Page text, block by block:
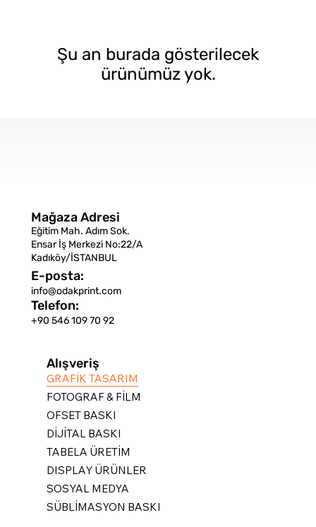
Şu an burada gösterilecek
ürünümüz yok.
Alışveriş
GRAFİK TASARIM
FOTOGRAF & FİLM
OFSET BASKI
DİJİTAL BASKI
TABELA ÜRETİM
DISPLAY ÜRÜNLER
SOSYAL MEDYA
SÜBLİMASYON BASKI
Mağaza Adresi
Eğitim Mah. Adım Sok.
Ensar İş Merkezi No:22/A
Kadıköy/İSTANBUL
E-posta:
info@odakprint.com
Telefon:
+90 546 109 70 92